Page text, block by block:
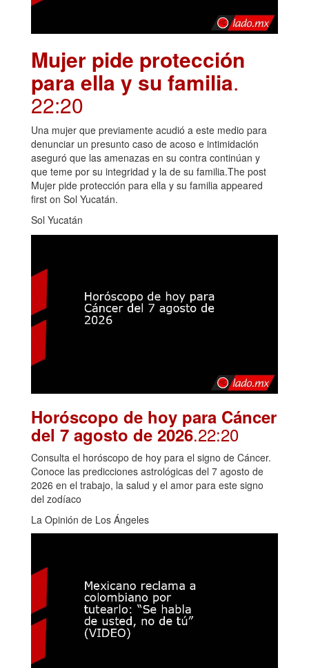
Mujer pide protección
para ella y su familia.
22:20
Una mujer que previamente acudió a este medio para
denunciar un presunto caso de acoso e intimidación
aseguró que las amenazas en su contra continúan y
que teme por su integridad y la de su familia.The post
Mujer pide protección para ella y su familia appeared
first on Sol Yucatán.
Sol Yucatán
Horóscopo de hoy para Cáncer
del 7 agosto de 2026.22:20
Consulta el horóscopo de hoy para el signo de Cáncer.
Conoce las predicciones astrológicas del 7 agosto de
2026 en el trabajo, la salud y el amor para este signo
del zodíaco
La Opinión de Los Ángeles